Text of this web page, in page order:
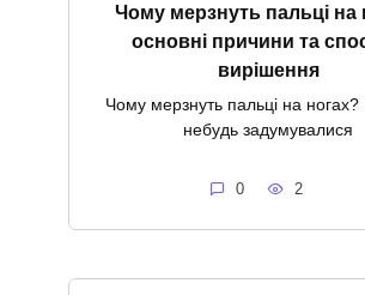
Чому мерзнуть пальці на
основні причини та
вирішення
Чому мерзнуть пальці на
небудь задумувалися
0 2